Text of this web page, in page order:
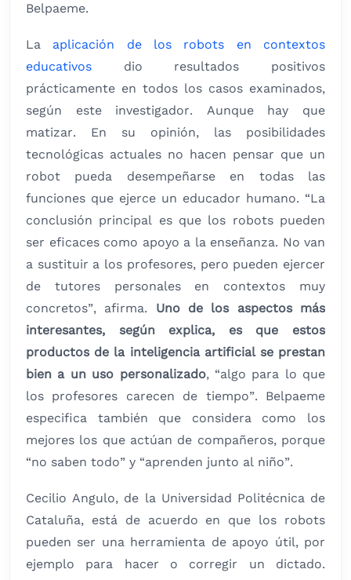
Belpaeme.
La aplicación de los robots en contextos
educativos dio resultados positivos
prácticamente en todos los casos examinados,
según este investigador. Aunque hay que
matizar. En su opinión, las posibilidades
tecnológicas actuales no hacen pensar que un
robot pueda desempeñarse en todas las
funciones que ejerce un educador humano. “La
conclusión principal es que los robots pueden
ser eficaces como apoyo a la enseñanza. No van
a sustituir a los profesores, pero pueden ejercer
de tutores personales en contextos muy
concretos”, afirma. Uno de los aspectos más
interesantes, según explica, es que estos
productos de la inteligencia artificial se prestan
bien a un uso personalizado, “algo para lo que
los profesores carecen de tiempo”. Belpaeme
especifica también que considera como los
mejores los que actúan de compañeros, porque
“no saben todo” y “aprenden junto al niño”.
Cecilio Angulo, de la Universidad Politécnica de
Cataluña, está de acuerdo en que los robots
pueden ser una herramienta de apoyo útil, por
ejemplo para hacer o corregir un dictado.